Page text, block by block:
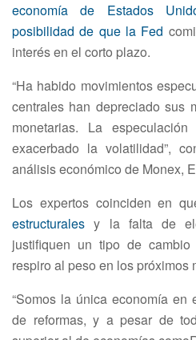
economía de Estados
posibilidad de que la Fed
interés en el corto plazo.
“Ha habido movimientos
centrales han depreciado sus
monetarias. La
exacerbado la volatilidad”,
análisis económico de Monex,
Los expertos coinciden en
estructurales y la falta de
justifiquen un tipo de
respiro al peso en los próximos
“Somos la única economía
de reformas, y a pesar de